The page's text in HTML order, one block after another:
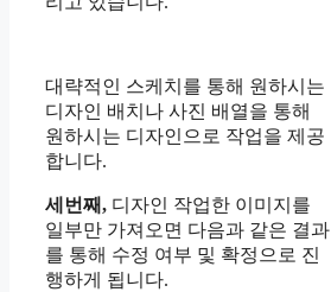
대략적인 스케치를 통해 원하시는
디자인 배치나 사진 배열을 통해
원하시는 디자인으로 작업을 제공
합니다.
세번째, 디자인 작업한 이미지를
일부만 가져오면 다음과 같은 결과
를 통해 수정 여부 및 확정으로 진
행하게 됩니다.